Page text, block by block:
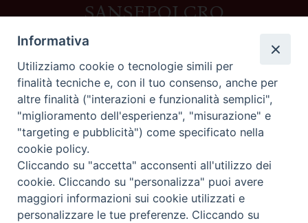
SANSEPOLCRO
Contatti
Piazza del Duomo,1 - 52100 Arezzo
segreteria@diocesi.arezzo.it
Informativa privacy
Seguici su
Informativa
Utilizziamo cookie o tecnologie simili per
finalità tecniche e, con il tuo consenso, anche per
altre finalità ("interazioni e funzionalità semplici",
"miglioramento dell'esperienza", "misurazione" e
"targeting e pubblicità") come specificato nella
cookie policy.
Cliccando su "accetta" acconsenti all'utilizzo dei
cookie. Cliccando su "personalizza" puoi avere
maggiori informazioni sui cookie utilizzati e
personalizzare le tue preferenze. Cliccando su